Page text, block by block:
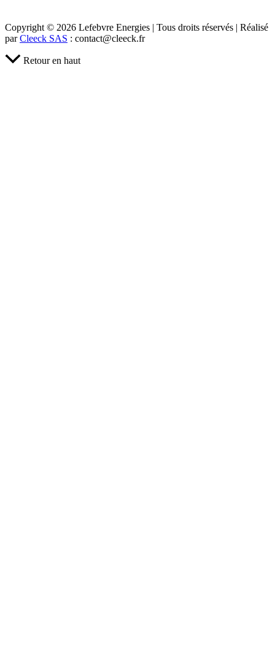
Copyright © 2026 Lefebvre Energies | Tous droits réservés | Réalisé
parCleeck SAS : contact@cleeck.fr
Retour en haut